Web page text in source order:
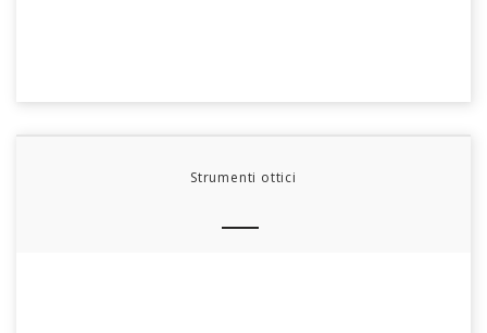
Strumenti ottici